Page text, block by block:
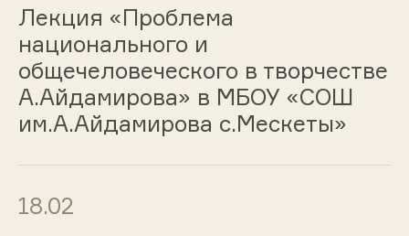
Лекция «Проблема
национального и
общечеловеческого в творчестве
А.Айдамирова» в МБОУ «СОШ
им.А.Айдамирова с.Мескеты»
18.02